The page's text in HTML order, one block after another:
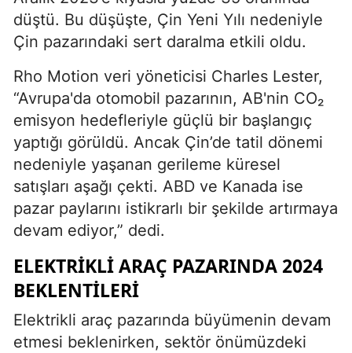
düştü. Bu düşüşte, Çin Yeni Yılı nedeniyle
Çin pazarındaki sert daralma etkili oldu.
Rho Motion veri yöneticisi Charles Lester,
“Avrupa'da otomobil pazarının, AB'nin CO₂
emisyon hedefleriyle güçlü bir başlangıç
yaptığı görüldü. Ancak Çin’de tatil dönemi
nedeniyle yaşanan gerileme küresel
satışları aşağı çekti. ABD ve Kanada ise
pazar paylarını istikrarlı bir şekilde artırmaya
devam ediyor,” dedi.
ELEKTRIKLI ARAÇ PAZARINDA 2024
BEKLENTILERI
Elektrikli araç pazarında büyümenin devam
etmesi beklenirken, sektör önümüzdeki